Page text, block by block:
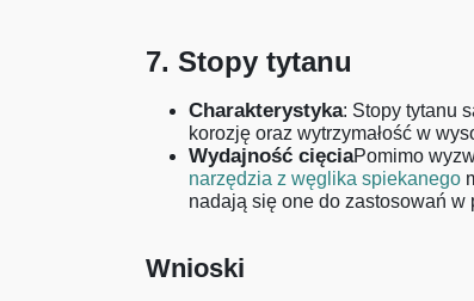
7. Stopy tytanu
Charakterystyka: Stopy tytanu
korozję oraz wytrzymałość w
Wydajność cięciaPomimo
narzędzia z węglika spiekanego
nadają się one do zastosowań w
Wnioski